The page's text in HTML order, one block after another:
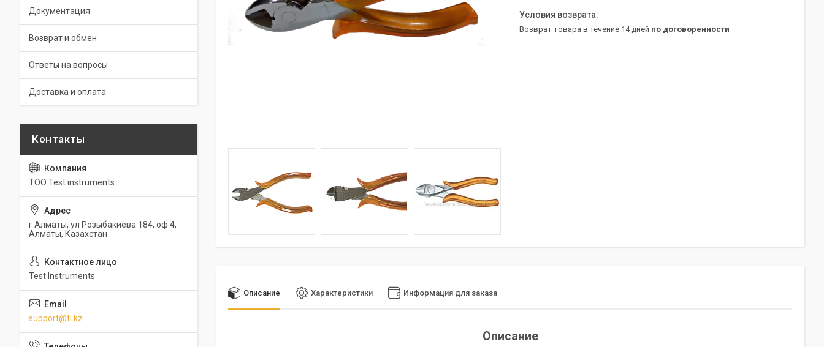
возврат товара в течение 14 дней по договоренности
Описание Характеристики Информация для заказа
Описание
Документация
Возврат и обмен
Ответы на вопросы
Доставка и оплата
ТОО Test instruments
г Алматы, ул Розыбакиева 184, оф 4,
Алматы, Казахстан
Test Instruments
support@ti.kz